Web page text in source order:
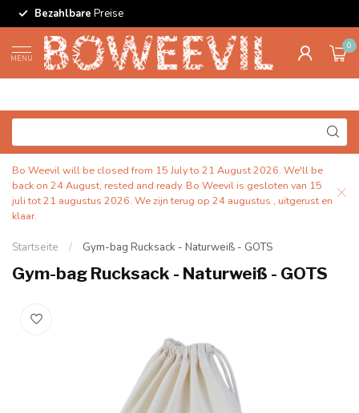
Bezahlbare Preise
MENU
0
Bo Weevil will be closed from 15 July to 21 August 2026. We'll be
back on 24 August, rested and ready. Bo Weevil is gesloten van 15
juli tot 21 augustus 2026. We zijn terug op 24 augustus , uitgerust en
klaar.
Startseite / Gym-bag Rucksack - Naturweiß - GOTS
Gym-bag Rucksack - Naturweiß - GOTS